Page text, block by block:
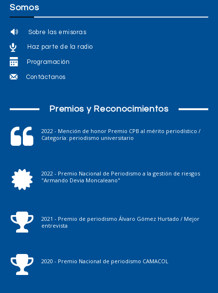
Somos
Sobre las emisoras
Haz parte de la radio
Programación
Contáctanos
Premios y Reconocimientos
2022 - Mención de honor Premio CPB al mérito periodístico /
Categoría: periodismo universitario
2022 - Premio Nacional de Periodismo a la gestión de riesgos
"Armando Devia Moncaleano"
2021 - Premio de periodismo Álvaro Gómez Hurtado / Mejor
entrevista
2020 - Premio Nacional de periodismo CAMACOL